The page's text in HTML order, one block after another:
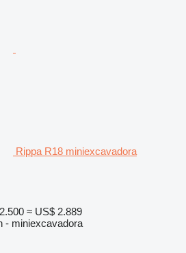
Rippa R18 miniexcavadora
≈ US$ 2.889
- miniexcavadora